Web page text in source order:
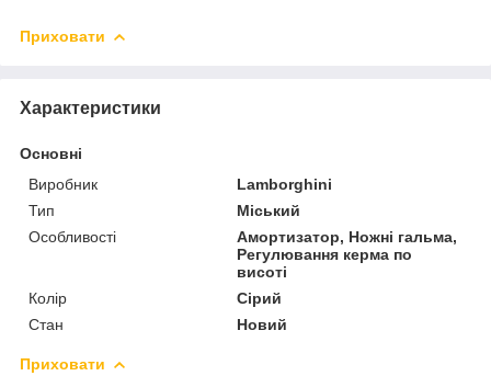
Приховати
Характеристики
Основні
Виробник
Lamborghini
Тип
Міський
Особливості
Амортизатор, Ножні гальма,
Регулювання керма по
висоті
Колір
Сірий
Стан
Новий
Приховати